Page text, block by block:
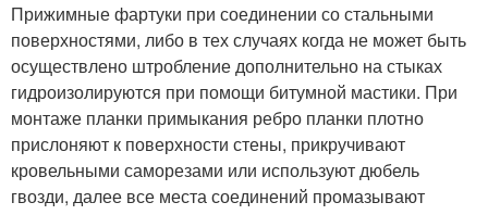
Прижимные фартуки при соединении со стальными
поверхностями, либо в тех случаях когда не может быть
осуществлено штробление дополнительно на стыках
гидроизолируются при помощи битумной мастики. При
монтаже планки примыкания ребро планки плотно
прислоняют к поверхности стены, прикручивают
кровельными саморезами или используют дюбель
гвозди, далее все места соединений промазывают